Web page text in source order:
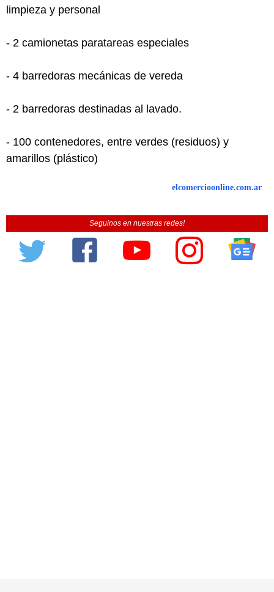
limpieza y personal
- 2 camionetas paratareas especiales
- 4 barredoras mecánicas de vereda
- 2 barredoras destinadas al lavado.
- 100 contenedores, entre verdes (residuos) y
amarillos (plástico)
elcomercioonline.com.ar
Seguinos en nuestras redes!